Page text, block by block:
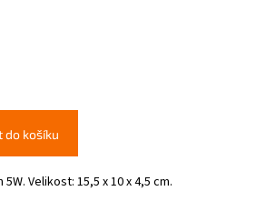
do košíku
Velikost: 15,5 x 10 x 4,5 cm.